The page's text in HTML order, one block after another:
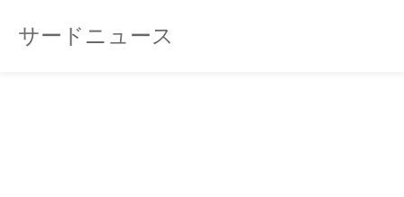
サードニュース